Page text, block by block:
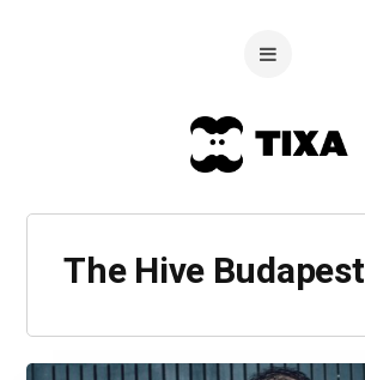
The Hive Budapest